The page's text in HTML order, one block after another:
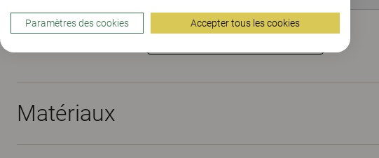
Matériaux
Paramètres des cookies Accepter tous les cookies